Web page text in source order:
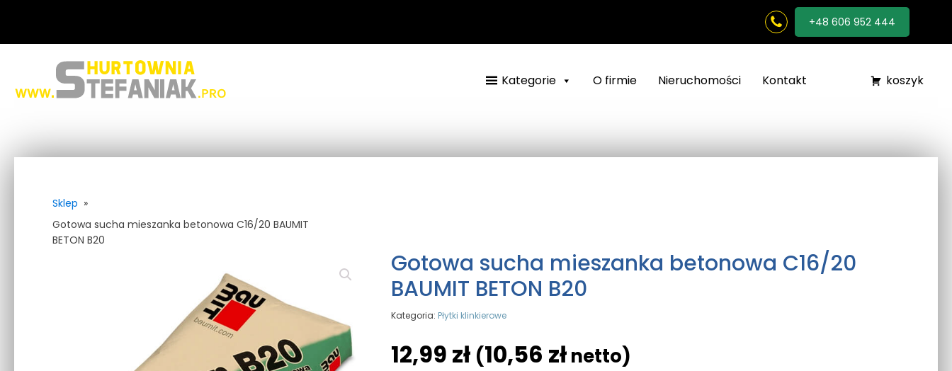
+48 606 952 444
Kategorie O firmie Nieruchomości Kontakt koszyk
Sklep »
Gotowa sucha mieszanka betonowa C16/20 BAUMIT
BETON B20
Gotowa sucha mieszanka betonowa C16/20
BAUMIT BETON B20
Kategoria: Płytki klinkierowe
12,99 zł (10,56 złnetto)